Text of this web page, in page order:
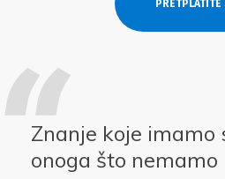
Znanje koje imamo
onoga što nemamo